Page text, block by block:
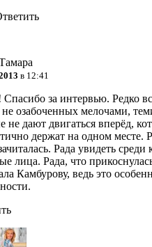
в 12:41
за интервью. Редко
озабоченных мелочами,
не дают двигаться вперёд,
держат на одном месте.
Рада увидеть среди
лица. Рада, что
Камбурову, ведь это